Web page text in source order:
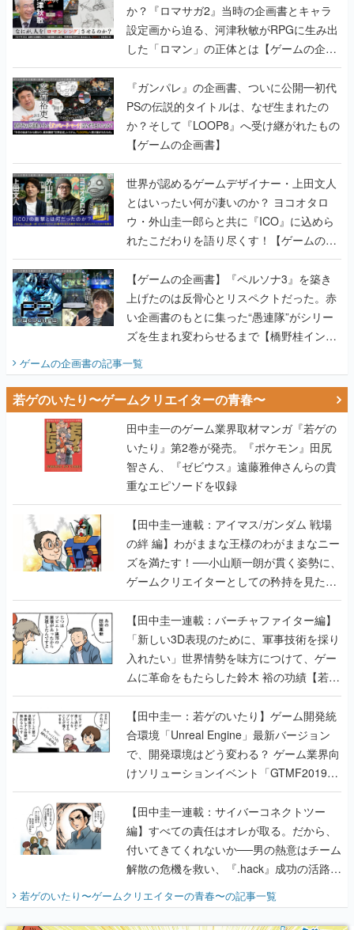
か？『ロマサガ2』当時の企画書とキャラ
設定画から迫る、河津秋敏がRPGに生み出
した「ロマン」の正体とは【ゲームの企画
書】
『ガンパレ』の企画書、ついに公開━初代
PSの伝説的タイトルは、なぜ生まれたの
か？そして『LOOP8』へ受け継がれたもの
【ゲームの企画書】
世界が認めるゲームデザイナー・上田文人
とはいったい何が凄いのか？ ヨコオタロ
ウ・外山圭一郎らと共に『ICO』に込めら
れたこだわりを語り尽くす！【ゲームの企
画書】
【ゲームの企画書】『ペルソナ3』を築き
上げたのは反骨心とリスペクトだった。赤
い企画書のもとに集った“愚連隊”がシリー
ズを生まれ変わらせるまで【橋野桂インタ
ゲームの企画書の記事一覧
若ゲのいたり〜ゲームクリエイターの青春〜
田中圭一のゲーム業界取材マンガ『若ゲの
いたり』第2巻が発売。『ポケモン』田尻
智さん、『ゼビウス』遠藤雅伸さんらの貴
重なエピソードを収録
【田中圭一連載：アイマス/ガンダム 戦場
の絆 編】わがままな王様のわがままなニー
ズを満たす！──小山順一朗が貫く姿勢に、
ゲームクリエイターとしての矜持を見た
【若ゲのいたり最終回】
【田中圭一連載：バーチャファイター編】
「新しい3D表現のために、軍事技術を採り
入れたい」世界情勢を味方につけて、ゲー
ムに革命をもたらした鈴木 裕の功績【若ゲ
のいたり】
【田中圭一：若ゲのいたり】ゲーム開発統
合環境「Unreal Engine」最新バージョン
で、開発環境はどう変わる？ ゲーム業界向
けソリューションイベント「GTMF2019」
に行って、より理解を深めよう【PR】
【田中圭一連載：サイバーコネクトツー
編】すべての責任はオレが取る。だから、
付いてきてくれないか──男の熱意はチーム
解散の危機を救い、『.hack』成功の活路を
『少年ジャンプ』色だった【若ゲのいた
り】
若ゲのいたり〜ゲームクリエイターの青春〜の記事一覧